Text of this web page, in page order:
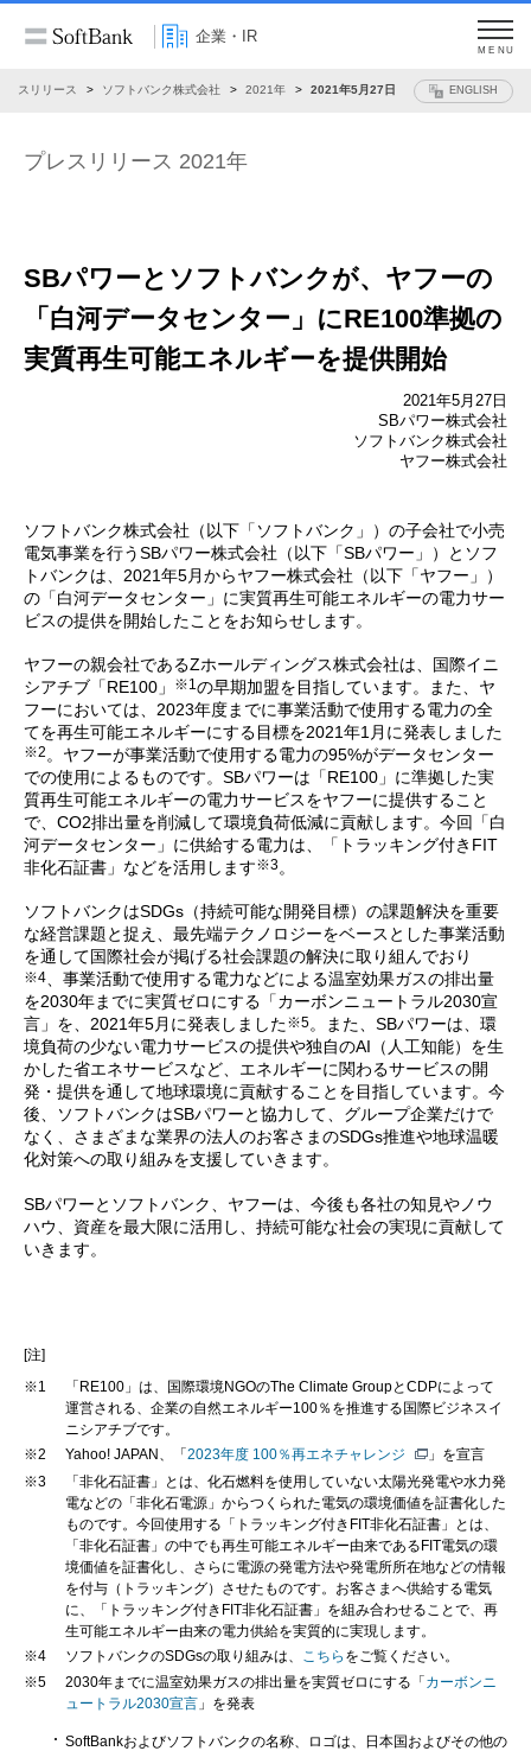
企業・IR
MENU
レスリリース ソフトバンク株式会社 2021年 2021年5月27日 ENGLISH
プレスリリース 2021年
SBパワーとソフトバンクが、 ヤフーの
「白河データセンター」にRE100準拠の
実質再生可能エネルギーを提供開始
2021年5月27日
SBパワー株式会社
ソフトバンク株式会社
ヤフー株式会社
ソフトバンク株式会社（以下「ソフトバンク」）の子会社で小売
電気事業を行うSBパワー株式会社（以下「SBパワー」）とソフ
トバンクは、2021年5月からヤフー株式会社（以下「ヤフー」）
の「白河データセンター」に実質再生可能エネルギーの電力サー
ビスの提供を開始したことをお知らせします。
ヤフーの親会社であるZホールディングス株式会社は、国際イニ
シアチブ「RE100」
※1の早期加盟を目指しています。また、ヤ
フーにおいては、2023年度までに事業活動で使用する電力の全
てを再生可能エネルギーにする目標を2021年1月に発表しました
※2 。ヤフーが事業活動で使用する電力の95%がデータセンター
での使用によるものです。SBパワーは「RE100」に準拠した実
質再生可能エネルギーの電力サービスをヤフーに提供すること
で、CO2排出量を削減して環境負荷低減に貢献します。今回「白
河データセンター」に供給する電力は、「トラッキング付きFIT
非化石証書」などを活用します※3。
ソフトバンクはSDGs（持続可能な開発目標）の課題解決を重要
な経営課題と捉え、最先端テクノロジーをベースとした事業活動
を通して国際社会が掲げる社会課題の解決に取り組んでおり
※4、事業活動で使用する電力などによる温室効果ガスの排出量
を2030年までに実質ゼロにする「カーボンニュートラル2030宣
言」を、2021年5月に発表しました※5。また、SBパワーは、環
境負荷の少ない電力サービスの提供や独自のAI（人工知能）を生
かした省エネサービスなど、エネルギーに関わるサービスの開
発・提供を通して地球環境に貢献することを目指しています。今
後、ソフトバンクはSBパワーと協力して、グループ企業だけで
なく、さまざまな業界の法人のお客さまのSDGs推進や地球温暖
化対策への取り組みを支援していきます。
SBパワーとソフトバンク、ヤフーは、今後も各社の知見やノウ
ハウ、資産を最大限に活用し、持続可能な社会の実現に貢献して
いきます。
[注]
※1
「RE100」は、国際環境NGOのThe Climate GroupとCDPによって
運営される、企業の自然エネルギー100％を推進する国際ビジネスイ
ニシアチブです。
※2
Yahoo! JAPAN、「 2023年度 100％再エネチャレンジ
」を宣言
※3
「非化石証書」とは、化石燃料を使用していない太陽光発電や水力発
電などの「非化石電源」からつくられた電気の環境価値を証書化した
ものです。今回使用する「トラッキング付きFIT非化石証書」とは、
「非化石証書」の中でも再生可能エネルギー由来であるFIT電気の環
境価値を証書化し、さらに電源の発電方法や発電所所在地などの情報
を付与（トラッキング）させたものです。お客さまへ供給する電気
に、「トラッキング付きFIT非化石証書」を組み合わせることで、再
生可能エネルギー由来の電力供給を実質的に実現します。
※4
ソフトバンクのSDGsの取り組みは、 こちら をご覧ください。
※5
2030年までに温室効果ガスの排出量を実質ゼロにする「 カーボンニ
ュートラル2030宣言 」を発表
SoftBankおよびソフトバンクの名称、ロゴは、日本国およびその他の